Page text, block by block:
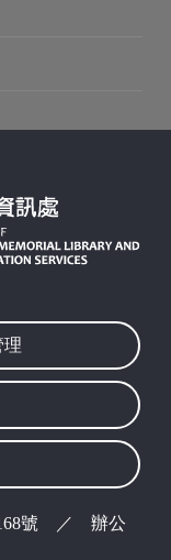
波錠映像
理
168號 ／ 辦公